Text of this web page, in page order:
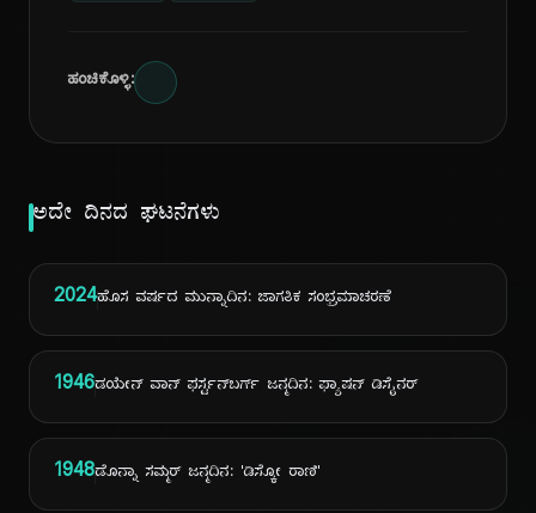
ಹಂಚಿಕೊಳ್ಳಿ:
ಅದೇ ದಿನದ ಘಟನೆಗಳು
2024ಹೊಸ ವರ್ಷದ ಮುನ್ನಾದಿನ: ಜಾಗತಿಕ ಸಂಭ್ರಮಾಚರಣೆ
1946ಡಯೇನ್ ವಾನ್ ಫರ್ಸ್ಟನ್‌ಬರ್ಗ್ ಜನ್ಮದಿನ: ಫ್ಯಾಷನ್ ಡಿಸೈನರ್
1948ಡೊನ್ನಾ ಸಮ್ಮರ್ ಜನ್ಮದಿನ: 'ಡಿಸ್ಕೋ ರಾಣಿ'